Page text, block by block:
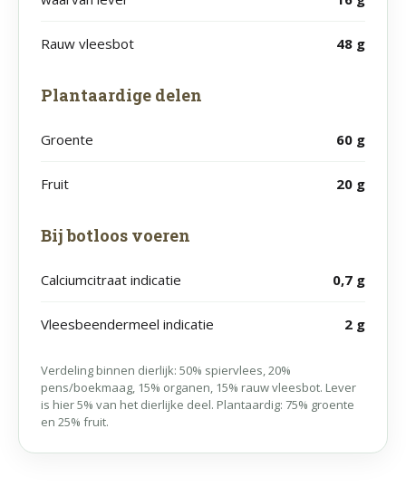
Rauw vleesbot 48 g
Plantaardige delen
Groente 60 g
Fruit 20 g
Bij botloos voeren
Calciumcitraat indicatie 0,7 g
Vleesbeendermeel indicatie 2 g
Verdeling binnen dierlijk: 50% spiervlees, 20%
pens/boekmaag, 15% organen, 15% rauw vleesbot. Lever
is hier 5% van het dierlijke deel. Plantaardig: 75% groente
en 25% fruit.